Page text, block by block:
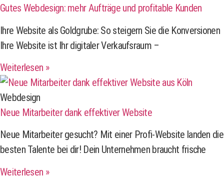
Gutes Webdesign: mehr Aufträge und profitable Kunden
Ihre Website als Goldgrube: So steigern Sie die Konversionen
Ihre Website ist Ihr digitaler Verkaufsraum –
Weiterlesen »
Webdesign
Neue Mitarbeiter dank effektiver Website
Neue Mitarbeiter gesucht? Mit einer Profi-Website landen die
besten Talente bei dir! Dein Unternehmen braucht frische
Weiterlesen »